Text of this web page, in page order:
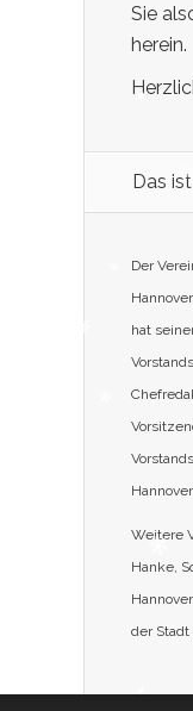
Sie
herein.
Das
Der
hat
Hannover.
Weitere
Hanke,
der Stadt